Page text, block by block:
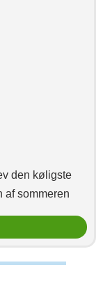
den køligste
af sommeren